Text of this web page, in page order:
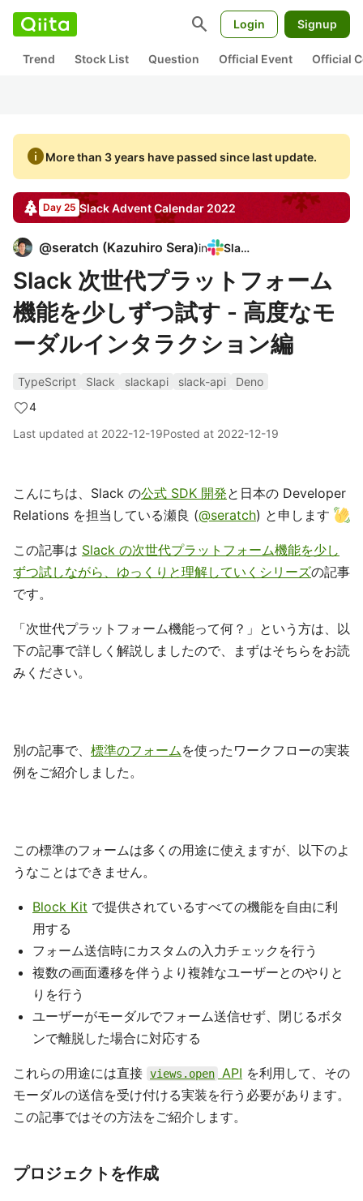
search Login Signup
Trend Stock List Question Official Event Official
infoMore than 3 years have passed since last update.
Day 25 SlackAdvent Calendar 2022
@seratch (Kazuhiro Sera)in Slack
Slack 次世代プラットフォーム
機能を少しずつ試す - 高度なモ
ーダルインタラクション編
TypeScript Slack slackapi slack-api
Deno
4
Last updated at 2022-12-19Posted at 2022-12-19
こんにちは、Slack の公式 SDK 開発と日本の Developer
Relations を担当している瀬良 (@seratch) と申します
この記事は Slack の次世代プラットフォーム機能を少し
ずつ試しながら、ゆっくりと理解していくシリーズの記事
です。
「次世代プラットフォーム機能って何？」という方は、以
下の記事で詳しく解説しましたので、まずはそちらをお読
みください。
別の記事で、 標準のフォームを使ったワークフローの実装
例をご紹介しました。
この標準のフォームは多くの用途に使えますが、以下のよ
うなことはできません。
Block Kit で提供されているすべての機能を自由に利
用する
フォーム送信時にカスタムの入力チェックを行う
複数の画面遷移を伴うより複雑なユーザーとのやりと
りを行う
ユーザーがモーダルでフォーム送信せず、閉じるボタ
ンで離脱した場合に対応する
これらの用途には直接 views.open API を利用して、その
モーダルの送信を受け付ける実装を行う必要があります。
この記事ではその方法をご紹介します。
プロジェクトを作成